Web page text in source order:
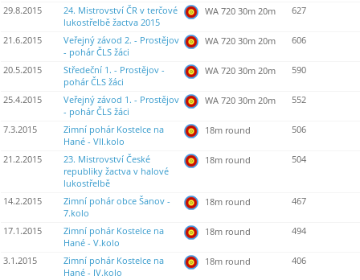
29.8.2015
24. Mistrovství ČR v terčové
lukostřelbě žactva 2015
WA 720 30m 20m 627
21.6.2015
Veřejný závod 2. - Prostějov
- pohár ČLS žáci
WA 720 30m 20m 606
20.5.2015
Středeční 1. - Prostějov -
pohár ČLS žáci
WA 720 30m 20m 590
25.4.2015
Veřejný závod 1. - Prostějov
- pohár ČLS žáci
WA 720 30m 20m 552
7.3.2015
Zimní pohár Kostelce na
Hané - VII.kolo
18m round 506
21.2.2015
23. Mistrovství České
republiky žactva v halové
lukostřelbě
18m round 504
14.2.2015
Zimní pohár obce Šanov -
7.kolo
18m round 467
17.1.2015
Zimní pohár Kostelce na
Hané - V.kolo
18m round 494
3.1.2015
Zimní pohár Kostelce na
Hané - IV.kolo
18m round 406